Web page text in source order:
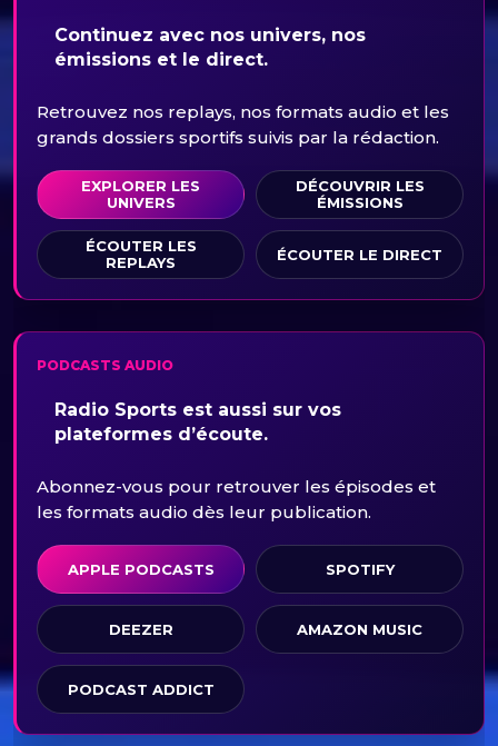
Continuez avec nos univers, nos
émissions et le direct.
Retrouvez nos replays, nos formats audio et les
grands dossiers sportifs suivis par la rédaction.
EXPLORER LES
UNIVERS
DÉCOUVRIR LES
ÉMISSIONS
ÉCOUTER LES
REPLAYS
ÉCOUTER LE DIRECT
PODCASTS AUDIO
Radio Sports est aussi sur vos
plateformes d’écoute.
Abonnez-vous pour retrouver les épisodes et
les formats audio dès leur publication.
APPLE PODCASTS SPOTIFY
DEEZER AMAZON MUSIC
PODCAST ADDICT